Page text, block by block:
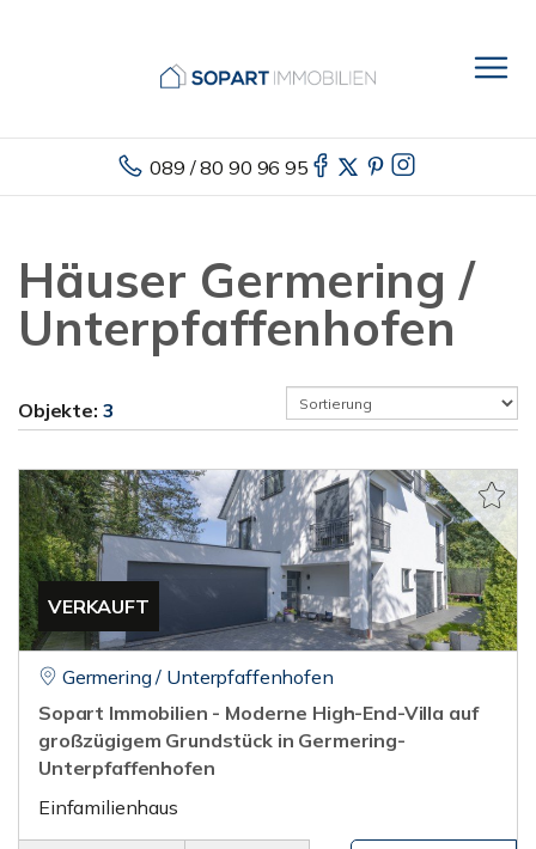
089 / 80 90 96 95
Häuser Germering /
Unterpfaffenhofen
Objekte: 3
VERKAUFT
Germering / Unterpfaffenhofen
Sopart Immobilien - Moderne High-End-Villa auf
großzügigem Grundstück in Germering-
Unterpfaffenhofen
Einfamilienhaus